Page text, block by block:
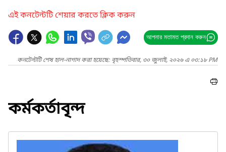
এই কনটেন্টটি শেয়ার করতে ক্লিক করুন
আপনার মতামত প্রদান করুন
কনটেন্টটি শেষ হাল-নাগাদ করা হয়েছে: বৃহস্পতিবার, ৩০ জুলাই, ২০২৬ এ ০৩:১৮ PM
কর্মকর্তাবৃন্দ